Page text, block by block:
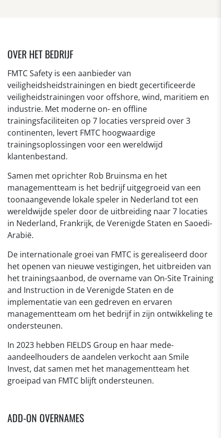
OVER HET BEDRIJF
FMTC Safety is een aanbieder van
veiligheidsheidstrainingen en biedt gecertificeerde
veiligheidstrainingen voor offshore, wind, maritiem en
industrie. Met moderne on- en offline
trainingsfaciliteiten op 7 locaties verspreid over 3
continenten, levert FMTC hoogwaardige
trainingsoplossingen voor een wereldwijd
klantenbestand.
Samen met oprichter Rob Bruinsma en het
managementteam is het bedrijf uitgegroeid van een
toonaangevende lokale speler in Nederland tot een
wereldwijde speler door de uitbreiding naar 7 locaties
in Nederland, Frankrijk, de Verenigde Staten en Saoedi-
Arabië.
De internationale groei van FMTC is gerealiseerd door
het openen van nieuwe vestigingen, het uitbreiden van
het trainingsaanbod, de overname van On-Site Training
and Instruction in de Verenigde Staten en de
implementatie van een gedreven en ervaren
managementteam om het bedrijf in zijn ontwikkeling te
ondersteunen.
In 2023 hebben FIELDS Group en haar mede-
aandeelhouders de aandelen verkocht aan Smile
Invest, dat samen met het managementteam het
groeipad van FMTC blijft ondersteunen.
ADD-ON OVERNAMES